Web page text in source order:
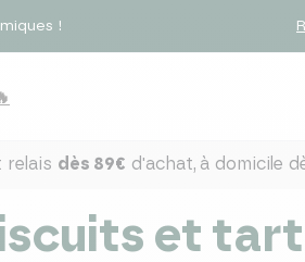
!
relais dès 89€ d'achat, à domicile
et